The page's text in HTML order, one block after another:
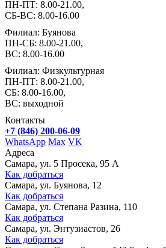
ПН-ПТ: 8.00-21.00,
СБ-ВС: 8.00-16.00
Филиал: Буянова
ПН-СБ: 8.00-21.00,
ВС: 8.00-16.00
Филиал: Физкультурная
ПН-ПТ: 8.00-21.00,
СБ: 8.00-16.00,
ВС: выходной
Контакты
+7 (846) 200-06-09
WhatsApp Max VK
Адреса
Самара, ул. 5 Просека, 95 А
Как добраться
Самара, ул. Буянова, 12
Как добраться
Самара, ул. Степана Разина, 110
Как добраться
Самара, ул. Энтузиастов, 26
Как добраться